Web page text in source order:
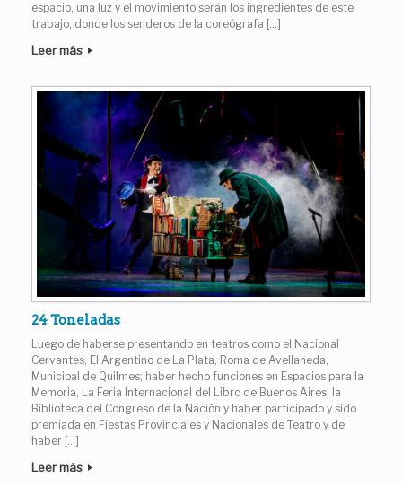
espacio, una luz y el movimiento serán los ingredientes de este
trabajo, donde los senderos de la coreógrafa […]
Leer más
24 Toneladas
Luego de haberse presentando en teatros como el Nacional
Cervantes, El Argentino de La Plata, Roma de Avellaneda,
Municipal de Quilmes; haber hecho funciones en Espacios para la
Memoria, La Feria Internacional del Libro de Buenos Aires, la
Biblioteca del Congreso de la Nación y haber participado y sido
premiada en Fiestas Provinciales y Nacionales de Teatro y de
haber […]
Leer más